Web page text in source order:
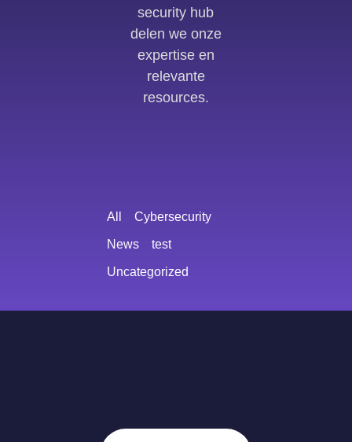
security hub
delen we onze
expertise en
relevante
resources.
Cybersecurity
News test
Uncategorized
All